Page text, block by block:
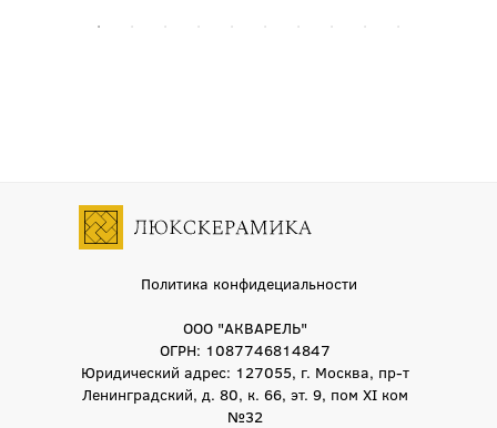
Политика конфидециальности
ООО "АКВАРЕЛЬ"
ОГРН: 1087746814847
Юридический адрес: 127055, г. Москва, пр-т
Ленинградский, д. 80, к. 66, эт. 9, пом XI ком
№32